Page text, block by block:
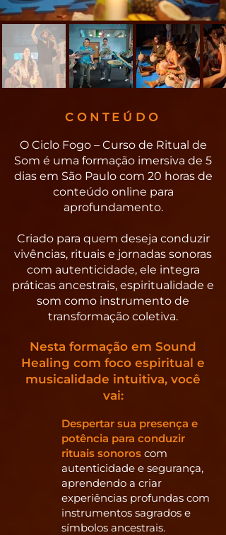
CONTEÚDO
O Ciclo Fogo – Curso de Ritual de
Som é uma formação imersiva de 5
dias em São Paulo com 20 horas de
conteúdo online para
aprofundamento.
Criado para quem deseja conduzir
vivências, rituais e jornadas sonoras
com autenticidade, ele integra
práticas ancestrais, espiritualidade e
som como instrumento de
transformação coletiva.
Nesta formação em Sound
Healing com foco espiritual e
musicalidade intuitiva, você
vai:
Despertar sua presença e
potência para conduzir
rituais sonoros com
autenticidade e segurança,
aprendendo a criar
experiências profundas com
instrumentos sagrados e
símbolos ancestrais.